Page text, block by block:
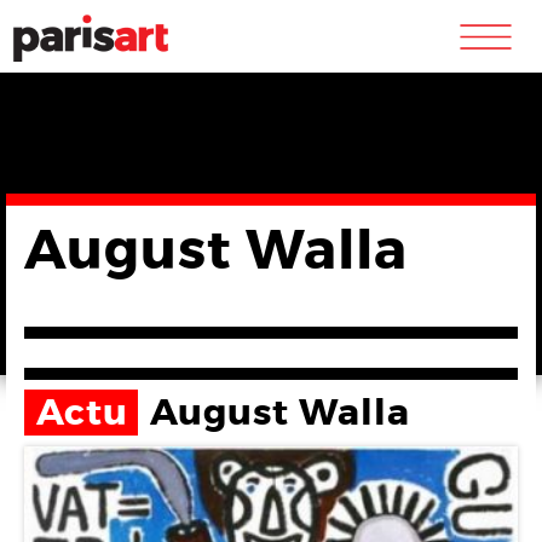
m
August Walla
Actu August Walla